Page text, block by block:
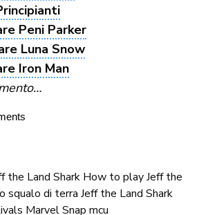
Peni Parker
Luna Snow
Iron Man
the Land Shark How to play Jeff the
squalo di terra Jeff the Land Shark
Marvel Snap mcu